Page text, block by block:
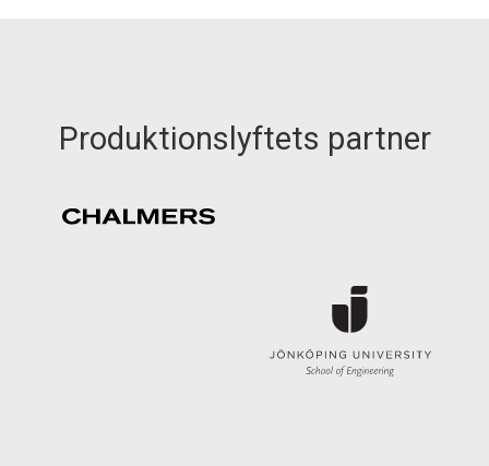
Produktionslyftets partner